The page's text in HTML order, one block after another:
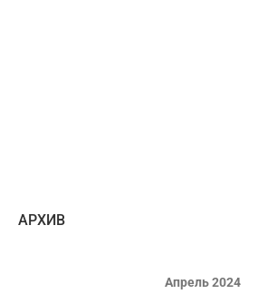
AРХИВ
Апрель 2024